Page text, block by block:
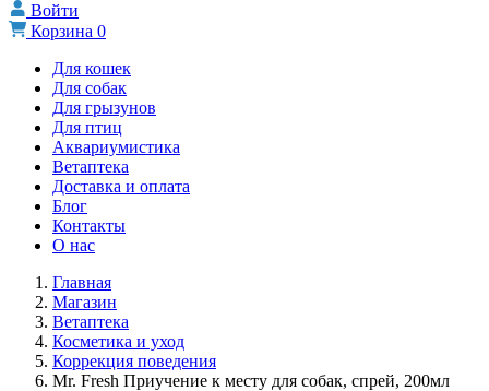
Войти
Корзина 0
Для кошек
Для собак
Для грызунов
Для птиц
Аквариумистика
Ветаптека
Доставка и оплата
Блог
Контакты
О нас
Главная
Магазин
Ветаптека
Косметика и уход
Коррекция поведения
Mr. Fresh Приучение к месту для собак, спрей, 200мл